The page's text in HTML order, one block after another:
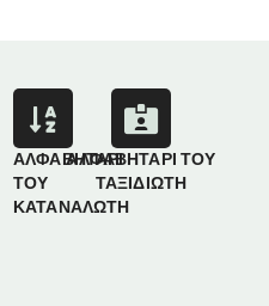
ΑΛΦΑΒΗΤΑΡΙ
ΤΟΥ
ΚΑΤΑΝΑΛΩΤΗ
ΑΛΦΑΒΗΤΑΡΙ ΤΟΥ
ΤΑΞΙΔΙΩΤΗ